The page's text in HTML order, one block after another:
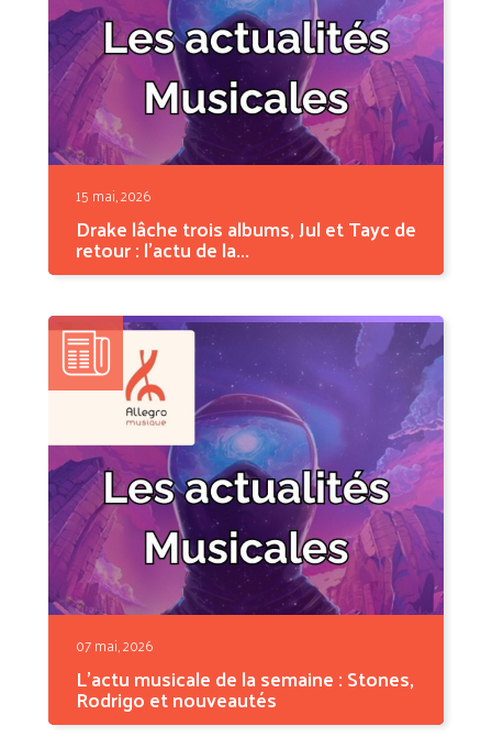
15 mai, 2026
Drake lâche trois albums, Jul et Tayc de
retour : l'actu de la...
Cette semaine, la musique a décidé de ne pas
07 mai, 2026
L'actu musicale de la semaine : Stones,
Rodrigo et nouveautés